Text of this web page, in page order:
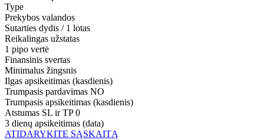
Type
Prekybos valandos
Sutarties dydis / 1 lotas
Reikalingas užstatas
1 pipo vertė
Finansinis svertas
Minimalus žingsnis
Ilgas apsikeitimas (kasdienis)
Trumpasis pardavimas NO
Trumpasis apsikeitimas (kasdienis)
Atstumas SL ir TP 0
3 dienų apsikeitimas (data)
ATIDARYKITE SĄSKAITĄ